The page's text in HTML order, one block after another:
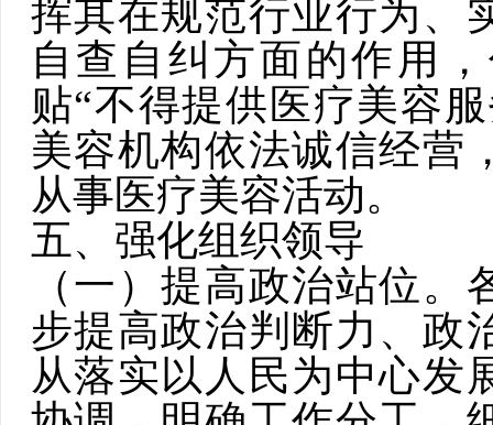
挥其在规范行业行为、
自查自纠方面的作用，
贴“不得提供医疗美容
美容机构依法诚信经营
从事医疗美容活动。
五、强化组织领导
（一）提高政治站位。
步提高政治判断力、政
从落实以人民为中心发